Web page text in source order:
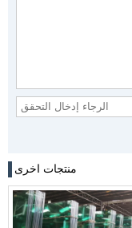
منتجات اخرى